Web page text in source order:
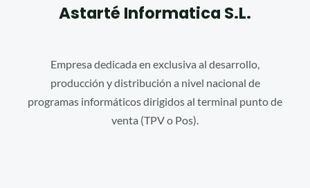
Astarté Informatica S.L.
Empresa dedicada en exclusiva al desarrollo,
producción y distribución a nivel nacional de
programas informáticos dirigidos al terminal punto de
venta (TPV o Pos).